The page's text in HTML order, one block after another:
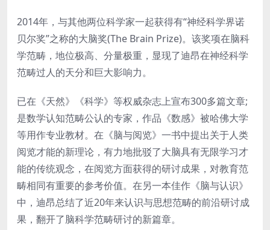
2014年，与其他两位科学家一起获得有“神经科学界诺
贝尔奖”之称的大脑奖(The Brain Prize)。该奖项在脑科
学范畴，地位极高、分量极重，显现了迪昂在神经科学
范畴过人的天分和巨大影响力。
已在《天然》《科学》等权威杂志上宣布300多篇文章;
是数学认知范畴公认的专家，作品《数感》被哈佛大学
等用作专业教材。在《脑与阅览》一书中提出关于人类
阅览才能的新理论，有力地批驳了大脑具有无限学习才
能的传统观念，在阅览方面获得的研讨成果，对教育范
畴相同有重要的参考价值。在另一本佳作《脑与认识》
中，迪昂总结了近20年来认识与思想范畴的前沿研讨成
果，翻开了脑科学范畴研讨的新篇章。